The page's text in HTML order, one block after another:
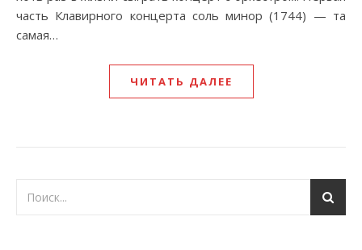
часть Клавирного концерта соль минор (1744) — та
самая…
ЧИТАТЬ ДАЛЕЕ